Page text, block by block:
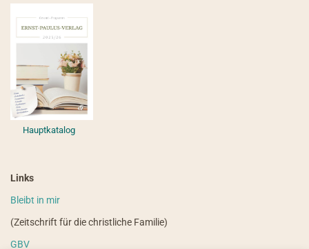
Hauptkatalog
Links
Bleibt in mir
(Zeitschrift für die christliche Familie)
GBV